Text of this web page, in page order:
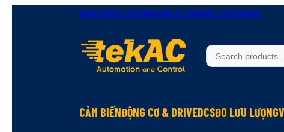
INDUSTRIAL AUTOMATION & CONTROL SOLUTIONS
CẢM BIẾNĐỘNG CƠ & DRIVEDCSĐO LƯU LƯỢNG